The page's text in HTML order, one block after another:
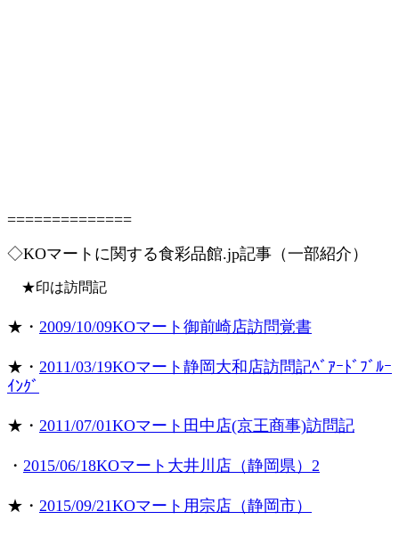
==============
◇KOマートに関する食彩品館.jp記事（一部紹介）
★印は訪問記
★・ 2009/10/09KOマート御前崎店訪問覚書
★・ 2011/03/19KOマート静岡大和店訪問記ﾍﾞｱｰﾄﾞﾌﾞﾙｰ
ｲﾝｸﾞ
★・ 2011/07/01KOマート田中店(京王商事)訪問記
・ 2015/06/18KOマート大井川店（静岡県）2
★・ 2015/09/21KOマート用宗店（静岡市）